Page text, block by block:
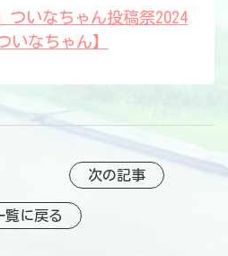
ついなちゃん投稿祭2024
いなちゃん】
次の記事
覧に戻る